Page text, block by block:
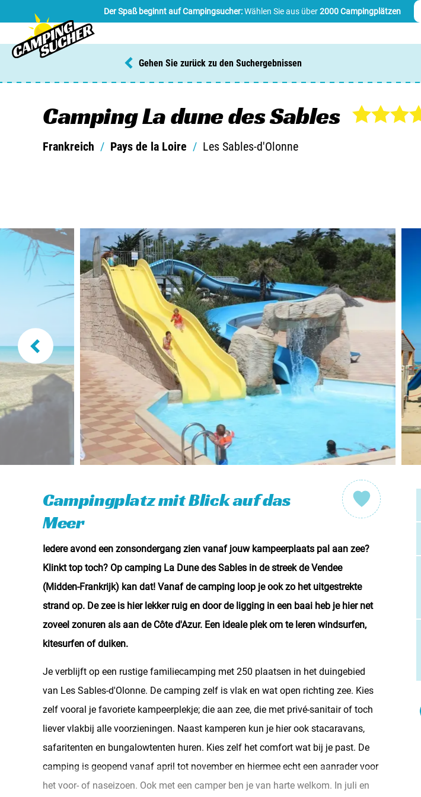
Der Spaß beginnt auf Campingsucher:Wählen Sie aus über2000 Campingplätzen
Gehen Sie zurück zu den Suchergebnissen
Camping La dune des Sables
Frankreich / Pays de la Loire / Les Sables-d'Olonne
Campingplatz mit Blick auf das
Meer
Iedere avond een zonsondergang zien vanaf jouw kampeerplaats pal aan zee?
Klinkt top toch? Op camping La Dune des Sables in de streek de Vendee
(Midden-Frankrijk) kan dat! Vanaf de camping loop je ook zo het uitgestrekte
strand op. De zee is hier lekker ruig en door de ligging in een baai heb je hier net
zoveel zonuren als aan de Côte d'Azur. Een ideale plek om te leren windsurfen,
kitesurfen of duiken.
Je verblijft op een rustige familiecamping met 250 plaatsen in het duingebied
van Les Sables-d'Olonne. De camping zelf is vlak en wat open richting zee. Kies
zelf vooral je favoriete kampeerplekje; die aan zee, die met privé-sanitair of toch
liever vlakbij alle voorzieningen. Naast kamperen kun je hier ook stacaravans,
safaritenten en bungalowtenten huren. Kies zelf het comfort wat bij je past. De
camping is geopend vanaf april tot november en hiermee echt een aanrader voor
het voor- of naseizoen. Ook met een camper ben je van harte welkom. In juli en